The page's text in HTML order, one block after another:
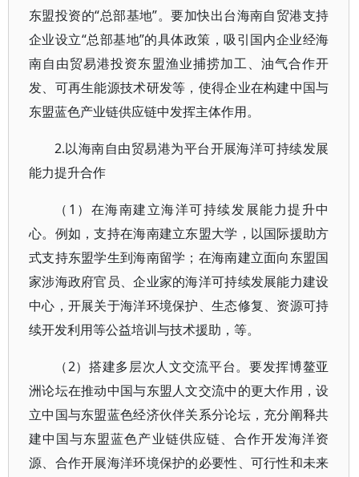
东盟投资的“总部基地”。要加快出台海南自贸港支持
企业设立“总部基地”的具体政策，吸引国内企业经海
南自由贸易港投资东盟渔业捕捞加工、油气合作开
发、可再生能源技术研发等，使得企业在构建中国与
东盟蓝色产业链供应链中发挥主体作用。
2.以海南自由贸易港为平台开展海洋可持续发展
能力提升合作
（1）在海南建立海洋可持续发展能力提升中
心。例如，支持在海南建立东盟大学，以国际援助方
式支持东盟学生到海南留学；在海南建立面向东盟国
家涉海政府官员、企业家的海洋可持续发展能力建设
中心，开展关于海洋环境保护、生态修复、资源可持
续开发利用等公益培训与技术援助，等。
（2）搭建多层次人文交流平台。要发挥博鳌亚
洲论坛在推动中国与东盟人文交流中的更大作用，设
立中国与东盟蓝色经济伙伴关系分论坛，充分阐释共
建中国与东盟蓝色产业链供应链、合作开发海洋资
源、合作开展海洋环境保护的必要性、可行性和未来